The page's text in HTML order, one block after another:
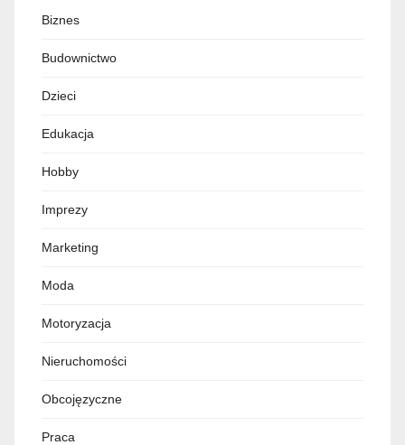
Biznes
Budownictwo
Dzieci
Edukacja
Hobby
Imprezy
Marketing
Moda
Motoryzacja
Nieruchomości
Obcojęzyczne
Praca